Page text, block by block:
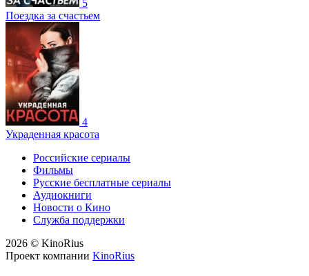
5
Поездка за счастьем
4
Украденная красота
Российские сериалы
Фильмы
Русские бесплатные сериалы
Аудиокниги
Новости о Кино
Служба поддержки
2026 © KinoRius
Проект компании KinoRius